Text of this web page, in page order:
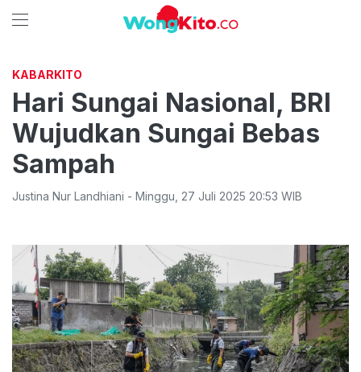
KABARKITO
Hari Sungai Nasional, BRI
Wujudkan Sungai Bebas
Sampah
Justina Nur Landhiani - Minggu 27 Juli 2025 20:53 WIB